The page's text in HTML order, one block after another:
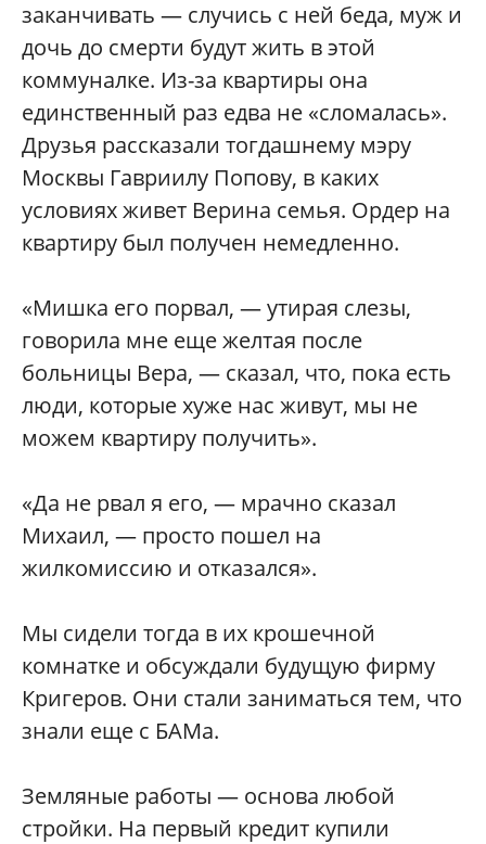
заканчивать — случись с ней беда, муж и
дочь до смерти будут жить в этой
коммуналке. Из-за квартиры она
единственный раз едва не «сломалась»‎.
Друзья рассказали тогдашнему мэру
Москвы Гавриилу Попову, в каких
условиях живет Верина семья. Ордер на
квартиру был получен немедленно.
«Мишка его порвал, — утирая слезы,
говорила мне еще желтая после
больницы Вера, — сказал, что, пока есть
люди, которые хуже нас живут, мы не
можем квартиру получить»‎.
«Да не рвал я его, — мрачно сказал
Михаил, — просто пошел на
жилкомиссию и отказался»‎.
Мы сидели тогда в их крошечной
комнатке и обсуждали будущую фирму
Кригеров. Они стали заниматься тем, что
знали еще с БАМа.
Земляные работы — основа любой
стройки. На первый кредит купили